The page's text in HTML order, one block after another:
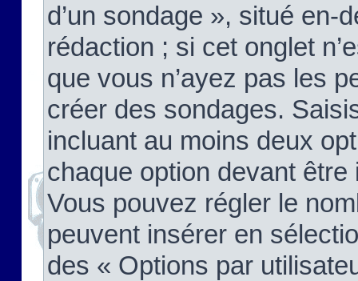
d’un sondage », situé en-
rédaction ; si cet onglet
que vous n’ayez pas les
créer des sondages.
incluant au moins deux
chaque option devant
Vous pouvez régler le
peuvent insérer en
des « Options par